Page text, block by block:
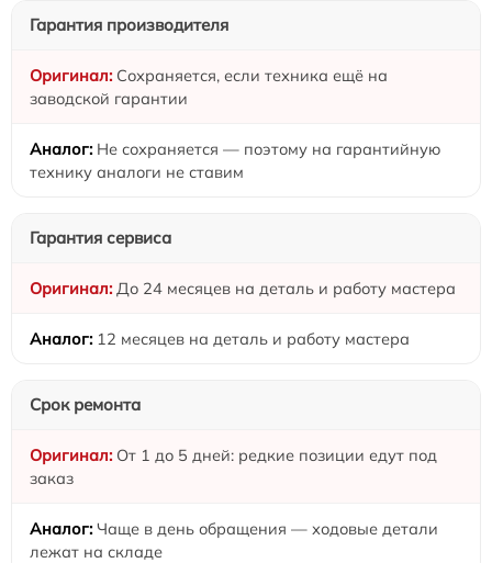
Гарантия производителя
Сохраняется, если техника ещё на
заводской гарантии
Не сохраняется — поэтому на гарантийную
технику аналоги не ставим
Гарантия сервиса
До 24 месяцев на деталь и работу мастера
12 месяцев на деталь и работу мастера
Срок ремонта
От 1 до 5 дней: редкие позиции едут под
заказ
Чаще в день обращения — ходовые детали
лежат на складе